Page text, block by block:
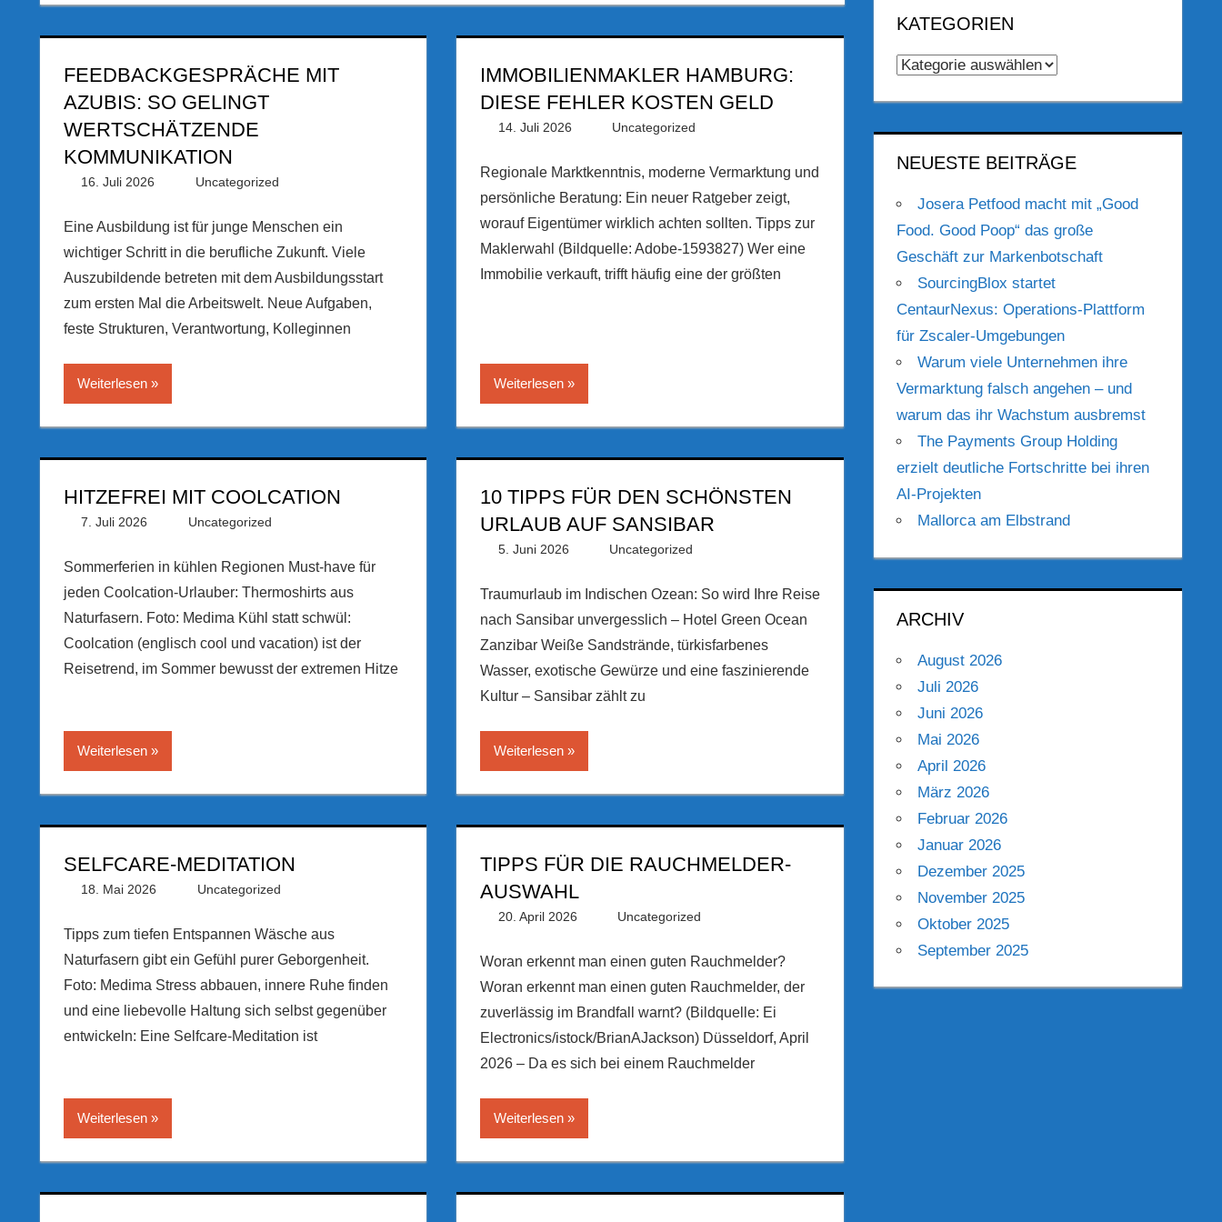
FEEDBACKGESPRÄCHE MIT
AZUBIS: SO GELINGT
WERTSCHÄTZENDE
KOMMUNIKATION
16. Juli 2026 PRGateway
Uncategorized
Eine Ausbildung ist für junge Menschen ein
wichtiger Schritt in die berufliche Zukunft. Viele
Auszubildende betreten mit dem Ausbildungsstart
zum ersten Mal die Arbeitswelt. Neue Aufgaben,
feste Strukturen, Verantwortung, Kolleginnen
Weiterlesen
IMMOBILIENMAKLER HAMBURG:
DIESE FEHLER KOSTEN GELD
14. Juli 2026 PRGateway
Uncategorized
Regionale Marktkenntnis, moderne Vermarktung und
persönliche Beratung: Ein neuer Ratgeber zeigt,
worauf Eigentümer wirklich achten sollten. Tipps zur
Maklerwahl (Bildquelle: Adobe-1593827) Wer eine
Immobilie verkauft, trifft häufig eine der größten
Weiterlesen
HITZEFREI MIT COOLCATION
7. Juli 2026 PRGateway
Uncategorized
Sommerferien in kühlen Regionen Must-have für
jeden Coolcation-Urlauber: Thermoshirts aus
Naturfasern. Foto: Medima Kühl statt schwül:
Coolcation (englisch cool und vacation) ist der
Reisetrend, im Sommer bewusst der extremen Hitze
Weiterlesen
10 TIPPS FÜR DEN SCHÖNSTEN
URLAUB AUF SANSIBAR
5. Juni 2026 PRGateway
Uncategorized
Traumurlaub im Indischen Ozean: So wird Ihre Reise
nach Sansibar unvergesslich – Hotel Green Ocean
Zanzibar Weiße Sandstrände, türkisfarbenes
Wasser, exotische Gewürze und eine faszinierende
Kultur – Sansibar zählt zu
Weiterlesen
SELFCARE-MEDITATION
18. Mai 2026 PRGateway
Uncategorized
Tipps zum tiefen Entspannen Wäsche aus
Naturfasern gibt ein Gefühl purer Geborgenheit.
Foto: Medima Stress abbauen, innere Ruhe finden
und eine liebevolle Haltung sich selbst gegenüber
entwickeln: Eine Selfcare-Meditation ist
Weiterlesen
TIPPS FÜR DIE RAUCHMELDER-
AUSWAHL
20. April 2026 PRGateway
Uncategorized
Woran erkennt man einen guten Rauchmelder?
Woran erkennt man einen guten Rauchmelder, der
zuverlässig im Brandfall warnt? (Bildquelle: Ei
Electronics/istock/BrianAJackson) Düsseldorf, April
2026 – Da es sich bei einem Rauchmelder
Weiterlesen
KATEGORIEN
Kategorien
NEUESTE BEITRÄGE
Josera Petfood macht mit „Good
Food. Good Poop“ das große
Geschäft zur Markenbotschaft
SourcingBlox startet
CentaurNexus: Operations-Plattform
für Zscaler-Umgebungen
Warum viele Unternehmen ihre
Vermarktung falsch angehen – und
warum das ihr Wachstum ausbremst
The Payments Group Holding
erzielt deutliche Fortschritte bei ihren
AI-Projekten
Mallorca am Elbstrand
ARCHIV
August 2026
Juli 2026
Juni 2026
Mai 2026
April 2026
März 2026
Februar 2026
Januar 2026
Dezember 2025
November 2025
Oktober 2025
September 2025